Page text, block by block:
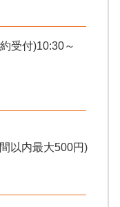
受付)10:30～
以内最大500円)